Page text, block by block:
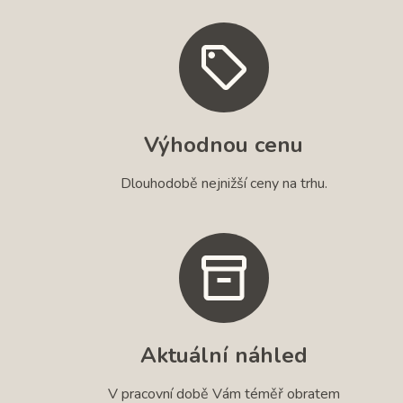
Výhodnou cenu
Dlouhodobě nejnižší ceny na trhu.
Aktuální náhled
V pracovní době Vám téměř obratem